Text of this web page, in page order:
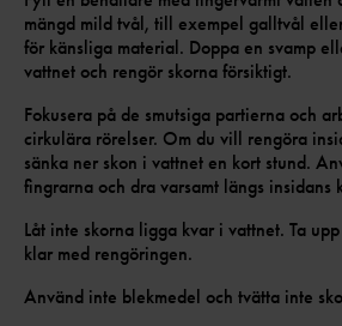
mängd mild tvål, till exempel galltvål
för känsliga material. Doppa en svamp
vattnet och rengör skorna försiktigt.
Fokusera på de smutsiga partierna och
cirkulära rörelser. Om du vill rengöra
sänka ner skon i vattnet en kort stund.
fingrarna och dra varsamt längs insidans
Låt inte skorna ligga kvar i vattnet. Ta
klar med rengöringen.
Använd inte blekmedel och tvätta inte